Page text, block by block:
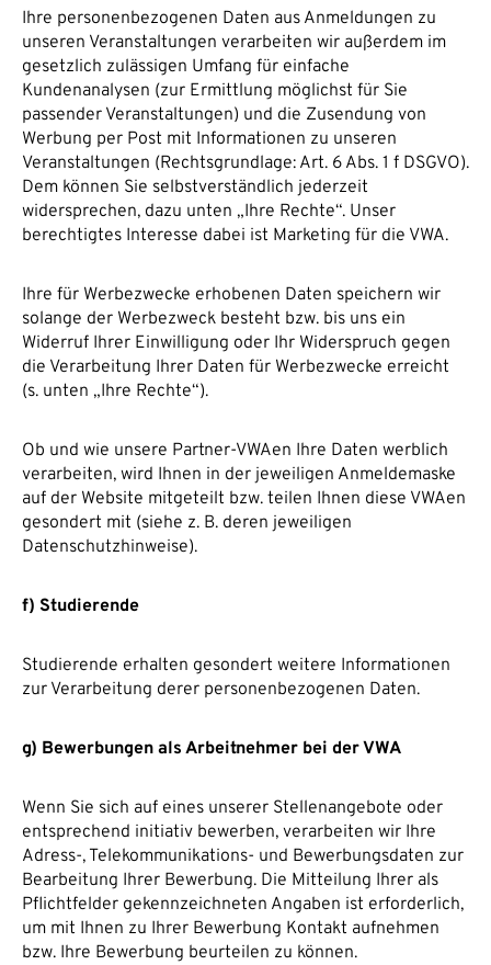
Ihre personenbezogenen Daten aus Anmeldungen zu
unseren Veranstaltungen verarbeiten wir außerdem im
gesetzlich zulässigen Umfang für einfache
Kundenanalysen (zur Ermittlung möglichst für Sie
passender Veranstaltungen) und die Zusendung von
Werbung per Post mit Informationen zu unseren
Veranstaltungen (Rechtsgrundlage: Art. 6 Abs. 1 f DSGVO).
Dem können Sie selbstverständlich jederzeit
widersprechen, dazu unten „Ihre Rechte“. Unser
berechtigtes Interesse dabei ist Marketing für die VWA.
Ihre für Werbezwecke erhobenen Daten speichern wir
solange der Werbezweck besteht bzw. bis uns ein
Widerruf Ihrer Einwilligung oder Ihr Widerspruch gegen
die Verarbeitung Ihrer Daten für Werbezwecke erreicht
(s. unten „Ihre Rechte“).
Ob und wie unsere Partner-VWAen Ihre Daten werblich
verarbeiten, wird Ihnen in der jeweiligen Anmeldemaske
auf der Website mitgeteilt bzw. teilen Ihnen diese VWAen
gesondert mit (siehe z. B. deren jeweiligen
Datenschutzhinweise).
f) Studierende
Studierende erhalten gesondert weitere Informationen
zur Verarbeitung derer personenbezogenen Daten.
g) Bewerbungen als Arbeitnehmer bei der VWA
Wenn Sie sich auf eines unserer Stellenangebote oder
entsprechend initiativ bewerben, verarbeiten wir Ihre
Adress-, Telekommunikations- und Bewerbungsdaten zur
Bearbeitung Ihrer Bewerbung. Die Mitteilung Ihrer als
Pflichtfelder gekennzeichneten Angaben ist erforderlich,
um mit Ihnen zu Ihrer Bewerbung Kontakt aufnehmen
bzw. Ihre Bewerbung beurteilen zu können.